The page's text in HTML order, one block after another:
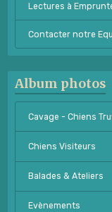
Lectures à
Contacter notre
Album photos
Cavage - Chiens
Chiens Visiteurs
Balades & Ateliers
Evènements